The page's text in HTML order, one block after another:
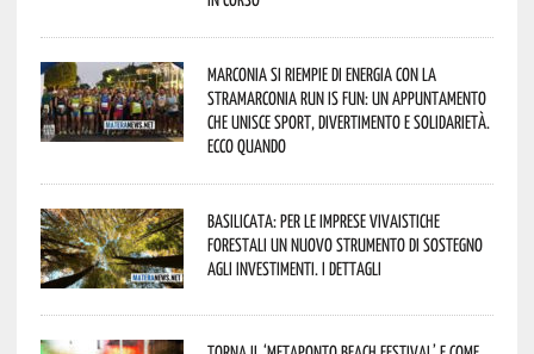
Marconia si riempie di energia con la
StraMarconia Run is Fun: un appuntamento
che unisce sport, divertimento e solidarietà.
Ecco quando
Basilicata: per le imprese vivaistiche
forestali un nuovo strumento di sostegno
agli investimenti. I dettagli